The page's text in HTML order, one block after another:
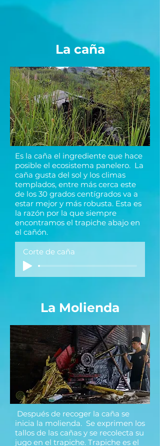
La caña
Es la caña el ingrediente que hace
posible el ecosistema panelero. La
caña gusta del sol y los climas
templados, entre más cerca este
de los 30 grados centígrados va a
estar mejor y más robusta. Esta es
la razón por la que siempre
encontramos el trapiche abajo en
el cañón.
Corte de caña
La Molienda
Después de recoger la caña se
inicia la molienda. Se exprimen los
tallos de las cañas y se recolecta su
jugo en el trapiche. Trapiche es el